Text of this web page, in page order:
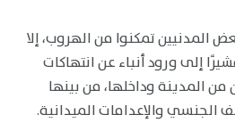
المدنيين تمكنوا من الهروب، إلا
إلى ورود أنباء عن انتهاكات
المدينة وداخلها، من بينها
الجنسي والإعدامات الميدانية.